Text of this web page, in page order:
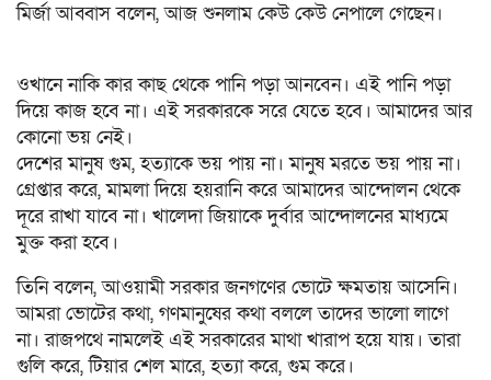
মির্জা আব্বাস বলেন, আজ শুনলাম কেউ কেউ নেপালে গেছেন।
ওখানে নাকি কার কাছ থেকে পানি পড়া আনবেন। এই পানি পড়া
দিয়ে কাজ হবে না। এই সরকারকে সরে যেতে হবে। আমাদের আর
কোনো ভয় নেই।
দেশের মানুষ গুম, হত্যাকে ভয় পায় না। মানুষ মরতে ভয় পায় না।
গ্রেপ্তার করে, মামলা দিয়ে হয়রানি করে আমাদের আন্দোলন থেকে
দূরে রাখা যাবে না। খালেদা জিয়াকে দুর্বার আন্দোলনের মাধ্যমে
মুক্ত করা হবে।
তিনি বলেন, আওয়ামী সরকার জনগণের ভোটে ক্ষমতায় আসেনি।
আমরা ভোটের কথা, গণমানুষের কথা বললে তাদের ভালো লাগে
না। রাজপথে নামলেই এই সরকারের মাথা খারাপ হয়ে যায়। তারা
গুলি করে, টিয়ার শেল মারে, হত্যা করে, গুম করে।